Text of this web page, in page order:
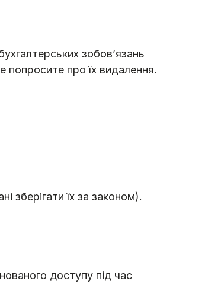
зобов’язань
попросите про їх видалення.
зберігати їх за законом).
доступу під час